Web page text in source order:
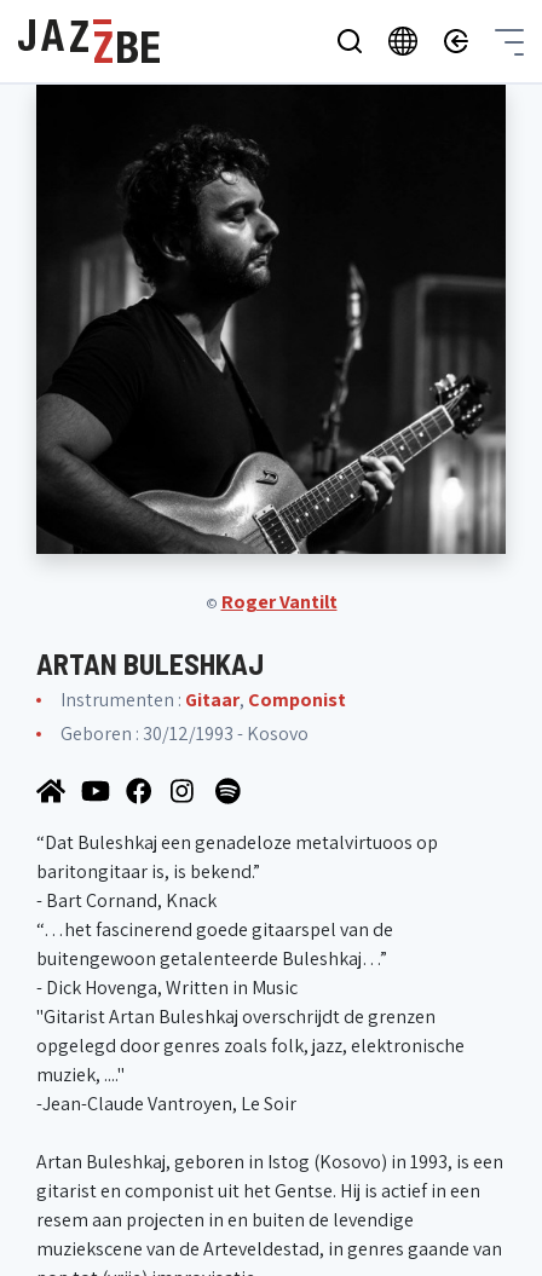
© Roger Vantilt
ARTAN BULESHKAJ
Instrumenten : Gitaar, Componist
Geboren : 30/12/1993 - Kosovo
“Dat Buleshkaj een genadeloze metalvirtuoos op
baritongitaar is, is bekend.”
- Bart Cornand, Knack
“…het fascinerend goede gitaarspel van de
buitengewoon getalenteerde Buleshkaj…”
- Dick Hovenga, Written in Music
"Gitarist Artan Buleshkaj overschrijdt de grenzen
opgelegd door genres zoals folk, jazz, elektronische
muziek, ...."
-Jean-Claude Vantroyen, Le Soir
Artan Buleshkaj, geboren in Istog (Kosovo) in 1993, is een
gitarist en componist uit het Gentse. Hij is actief in een
resem aan projecten in en buiten de levendige
muziekscene van de Arteveldestad, in genres gaande van